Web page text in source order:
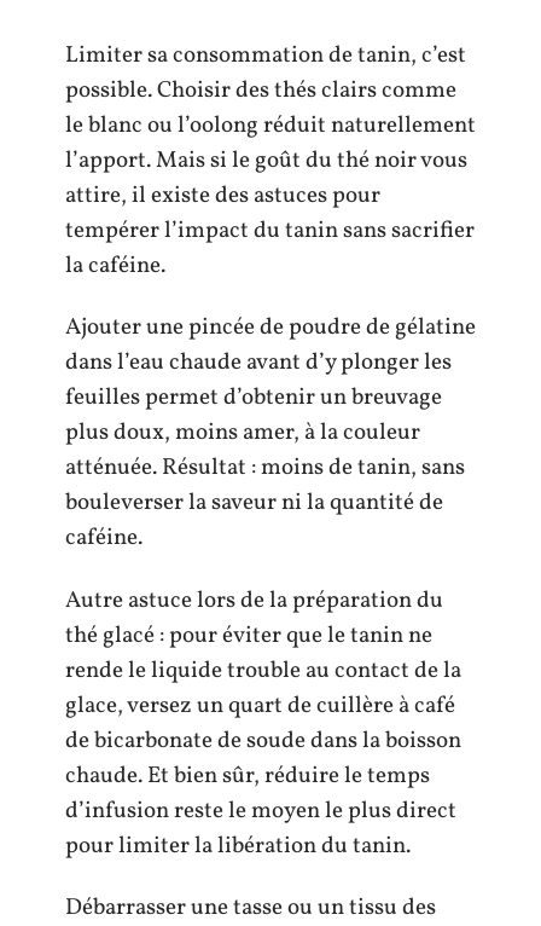
Limiter sa consommation de tanin, c’est
possible. Choisir des thés clairs comme
le blanc ou l’oolong réduit naturellement
l’apport. Mais si le goût du thé noir vous
attire, il existe des astuces pour
tempérer l’impact du tanin sans sacrifier
la caféine.
Ajouter une pincée de poudre de gélatine
dans l’eau chaude avant d’y plonger les
feuilles permet d’obtenir un breuvage
plus doux, moins amer, à la couleur
atténuée. Résultat : moins de tanin, sans
bouleverser la saveur ni la quantité de
caféine.
Autre astuce lors de la préparation du
thé glacé : pour éviter que le tanin ne
rende le liquide trouble au contact de la
glace, versez un quart de cuillère à café
de bicarbonate de soude dans la boisson
chaude. Et bien sûr, réduire le temps
d’infusion reste le moyen le plus direct
pour limiter la libération du tanin.
Débarrasser une tasse ou un tissu des